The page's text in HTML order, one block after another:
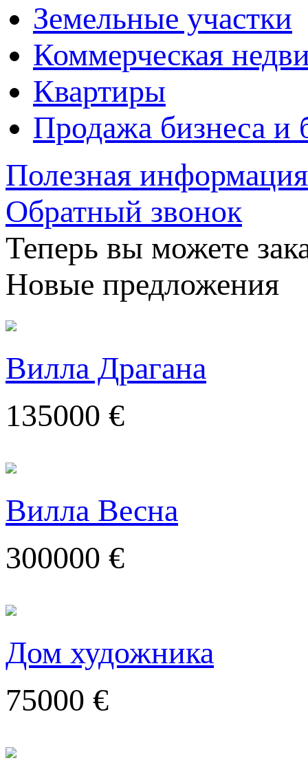
Земельные участки
Коммерческая
Квартиры
Продажа бизнеса и
Полезная информация
Обратный звонок
Теперь вы можете
Новые предложения
Вилла Драгана
135000 €
Вилла Весна
300000 €
Дом художника
75000 €